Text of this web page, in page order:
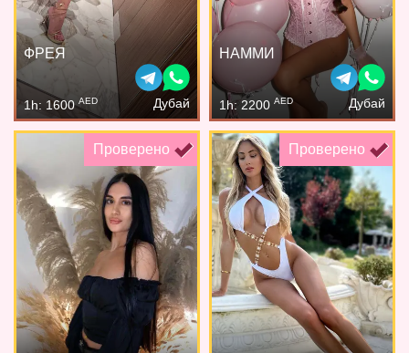
ФРЕЯ
1h: 1600AED Дубай
НАММИ
1h: 2200 AED Дубай
Проверено Проверено